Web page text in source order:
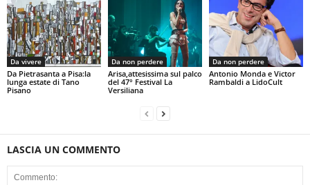
Da vivere
Da Pietrasanta a Pisa:la
lunga estate di Tano
Pisano
Da non perdere
Arisa,attesissima sul palco
del 47° Festival La
Versiliana
Da non perdere
Antonio Monda e Victor
Rambaldi a LidoCult
LASCIA UN COMMENTO